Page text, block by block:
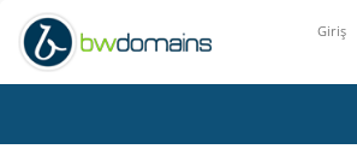
Giriş